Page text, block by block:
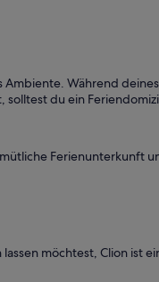
Während
du ein
möchtest, Clion